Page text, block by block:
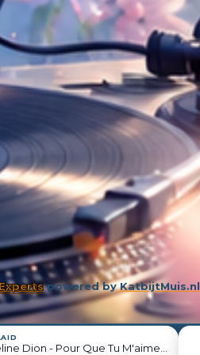
powered byKatbijtMuis.nl